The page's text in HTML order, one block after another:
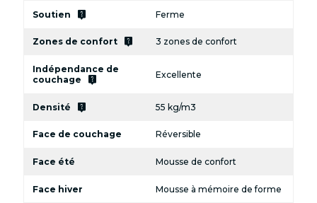
Soutien live_help Ferme
Zones de confort live_help 3 zones de confort
Indépendance de
couchage
live_help Excellente
Densité live_help 55 kg/m3
Face de couchage Réversible
Face été Mousse de confort
Face hiver Mousse à mémoire de forme